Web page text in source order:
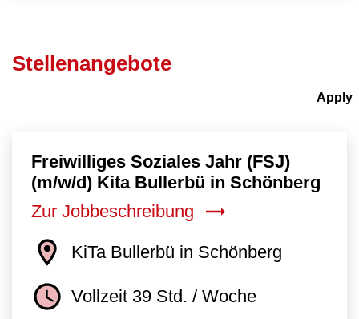
Stellenangebote
Freiwilliges Soziales Jahr (FSJ)
(m/w/d) Kita Bullerbü in Schönberg
Zur Jobbeschreibung
KiTa Bullerbü in Schönberg
Vollzeit 39 Std. / Woche